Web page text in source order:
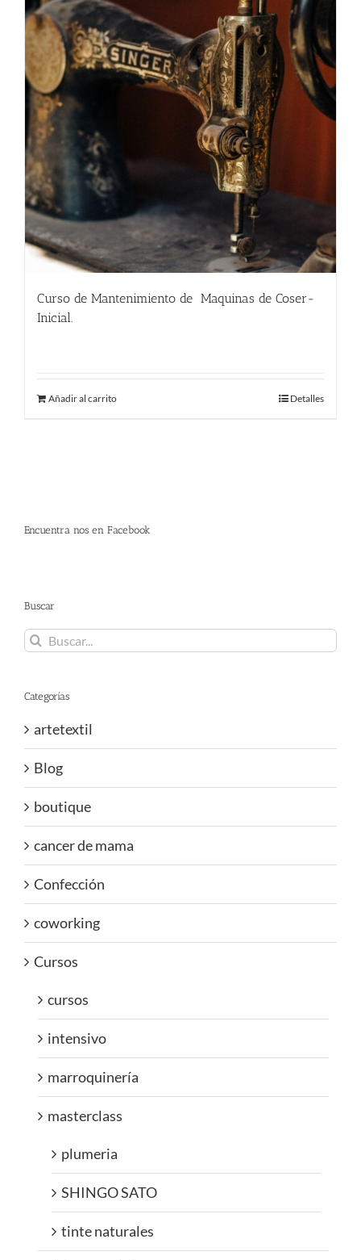
Curso de Mantenimiento de Maquinas de Coser-
Inicial.
Añadir al carrito Detalles
Encuentra nos en Facebook
Buscar
Buscar:
Categorías
artetextil
Blog
boutique
cancer de mama
Confección
coworking
Cursos
cursos
intensivo
marroquinería
masterclass
plumeria
SHINGO SATO
tinte naturales